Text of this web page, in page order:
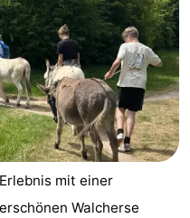
mit einer
Walcherse